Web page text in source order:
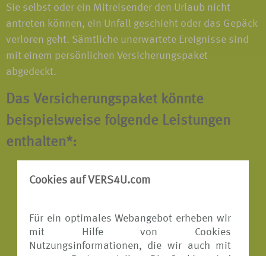
Cookies auf VERS4U.com
Für ein optimales Webangebot erheben wir
mit Hilfe von Cookies
Nutzungsinformationen, die wir auch mit
Sie selbst oder ein Mitreisender den Urlaub nicht
antreten können, ein Unfall geschieht oder das Gepäck
verloren geht. Sämtliche unerwartete Ereignisse sind
mit einem persönlichen Versicherungspaket
abgedeckt.
Das Versicherungspaket könnte
beispielsweise folgende Leistungen
enthalten*:
Reisekranken-Versicherung
Reisegepäck-Versicherung